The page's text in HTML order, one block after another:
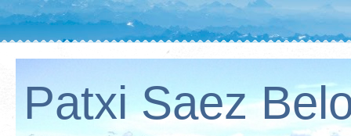
Patxi Saez